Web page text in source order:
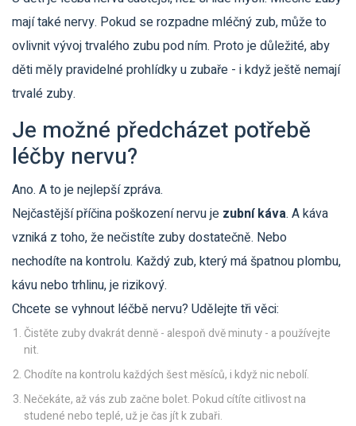
mají také nervy. Pokud se rozpadne mléčný zub, může to
ovlivnit vývoj trvalého zubu pod ním. Proto je důležité, aby
děti měly pravidelné prohlídky u zubaře - i když ještě nemají
trvalé zuby.
Je možné předcházet potřebě
léčby nervu?
Ano. A to je nejlepší zpráva.
Nejčastější příčina poškození nervu je zubní káva. A káva
vzniká z toho, že nečistíte zuby dostatečně. Nebo
nechodíte na kontrolu. Každý zub, který má špatnou plombu,
kávu nebo trhlinu, je rizikový.
Chcete se vyhnout léčbě nervu? Udělejte tři věci:
Čistěte zuby dvakrát denně - alespoň dvě minuty - a používejte
nit.
Chodíte na kontrolu každých šest měsíců, i když nic nebolí.
Nečekáte, až vás zub začne bolet. Pokud cítíte citlivost na
studené nebo teplé, už je čas jít k zubaři.